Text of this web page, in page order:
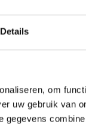
Details
om
uw gebruik van
Molex
Single
Login|